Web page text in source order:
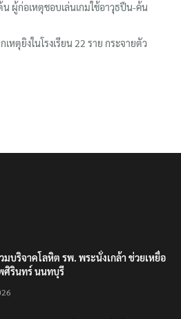
ผู้ก่อเหตุชอบเล่นเกมใช้อาวุธปืน-ค้น
หตุยิงในโรงเรียน 22 ราย กระจายตัว
มบริจาคโลหิต รพ. พระนั่งเกล้า ช่วยเหยื่อ
ศิรินทร์ นนทบุรี